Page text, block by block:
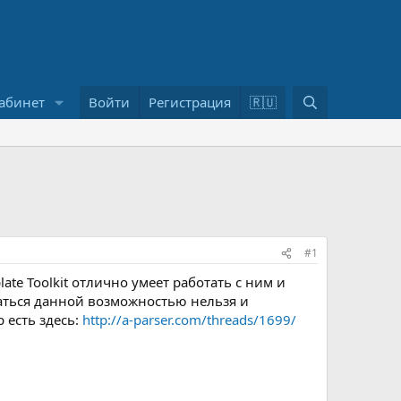
Войти Регистрация 🇷🇺
о
#1
Toolkit отлично умеет работать с ним и
данной возможностью нельзя и
здесь: http://a-parser.com/threads/1699/